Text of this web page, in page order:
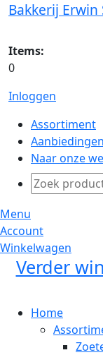
Bakkerij Erwin
Items:
0
Inloggen
Assortiment
Aanbiedingen
Naar onze
Menu
Account
Winkelwagen
Verder
Home